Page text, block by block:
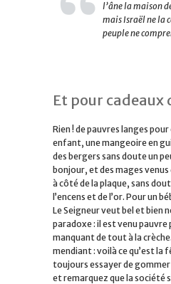
l’âne la maison
mais Israël ne la
peuple ne
Et pour cadeaux
Rien ! de pauvres langes
enfant, une mangeoire en
des bergers sans doute un
bonjour, et des mages venus
à côté de la plaque, sans
l’encens et de l’or. Pour un
Le Seigneur veut bel et bien
paradoxe : il est venu pauvre
manquant de tout à la
mendiant : voilà ce qu’est la
toujours essayer de
et remarquez que la société